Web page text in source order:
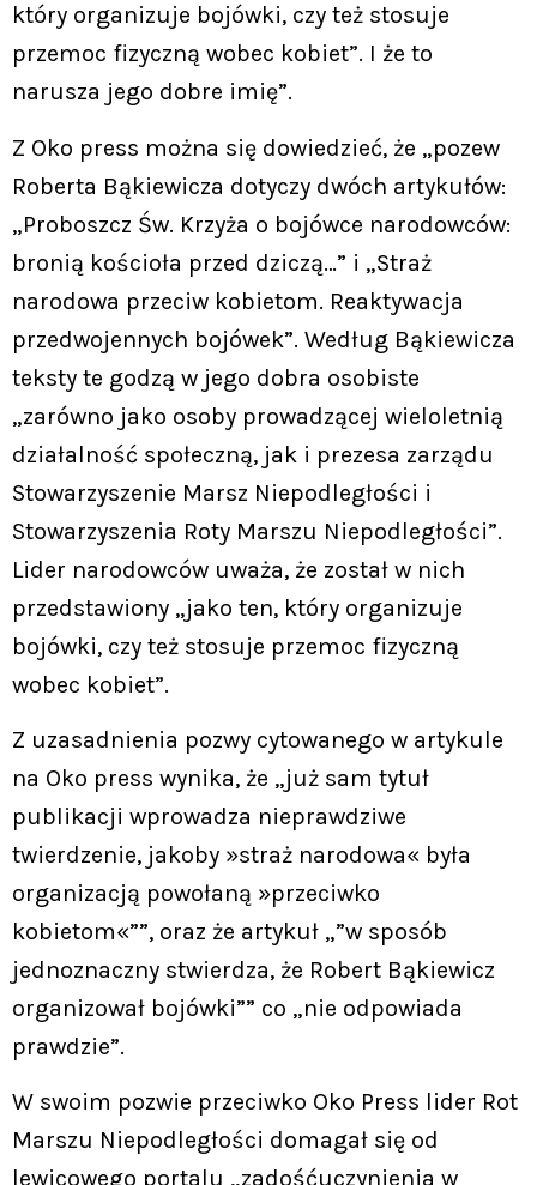
który organizuje bojówki, czy też stosuje
przemoc fizyczną wobec kobiet”. I że to
narusza jego dobre imię”.
Z Oko press można się dowiedzieć, że „pozew
Roberta Bąkiewicza dotyczy dwóch artykułów:
„Proboszcz Św. Krzyża o bojówce narodowców:
bronią kościoła przed dziczą…” i „Straż
narodowa przeciw kobietom. Reaktywacja
przedwojennych bojówek”. Według Bąkiewicza
teksty te godzą w jego dobra osobiste
„zarówno jako osoby prowadzącej wieloletnią
działalność społeczną, jak i prezesa zarządu
Stowarzyszenie Marsz Niepodległości i
Stowarzyszenia Roty Marszu Niepodległości”.
Lider narodowców uważa, że został w nich
przedstawiony „jako ten, który organizuje
bojówki, czy też stosuje przemoc fizyczną
wobec kobiet”.
Z uzasadnienia pozwy cytowanego w artykule
na Oko press wynika, że „już sam tytuł
publikacji wprowadza nieprawdziwe
twierdzenie, jakoby »straż narodowa« była
organizacją powołaną »przeciwko
kobietom«””, oraz że artykuł „”w sposób
jednoznaczny stwierdza, że Robert Bąkiewicz
organizował bojówki”” co „nie odpowiada
prawdzie”.
W swoim pozwie przeciwko Oko Press lider Rot
Marszu Niepodległości domagał się od
lewicowego portalu „zadośćuczynienia w